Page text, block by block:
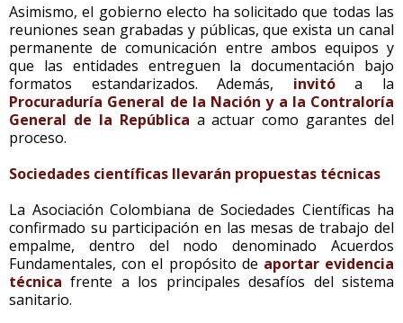
Asimismo, el gobierno electo ha solicitado que todas las
reuniones sean grabadas y públicas, que exista un canal
permanente de comunicación entre ambos equipos y
que las entidades entreguen la documentación bajo
formatos estandarizados. Además, invitóa la
Procuraduría General de la Nación y a la Contraloría
General de la República a actuar como garantes del
proceso.
Sociedades científicas llevarán propuestas técnicas
La Asociación Colombiana de Sociedades Científicas ha
confirmado su participación en las mesas de trabajo del
empalme, dentro del nodo denominado Acuerdos
Fundamentales, con el propósito de aportar evidencia
técnicafrente a los principales desafíos del sistema
sanitario.